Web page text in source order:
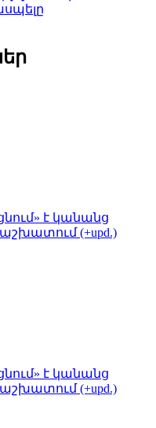
է կանանց
(+upd.)
է կանանց
(+upd.)